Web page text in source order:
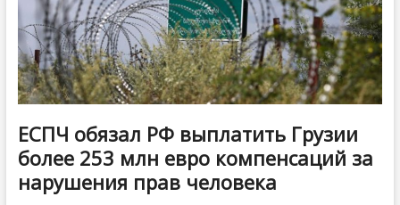
ЕСПЧ обязал РФ выплатить Грузии
более 253 млн евро компенсаций за
нарушения прав человека